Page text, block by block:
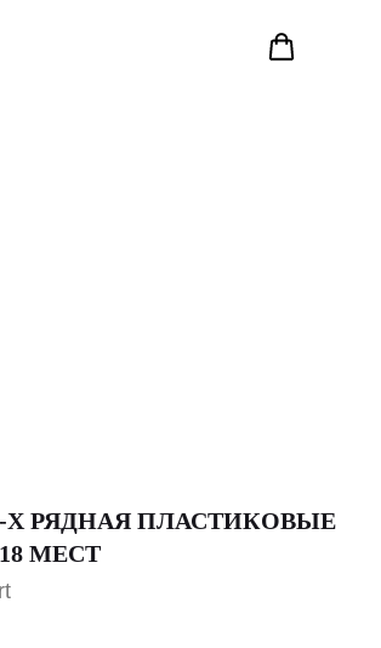
Х РЯДНАЯ ПЛАСТИКОВЫЕ
МЕСТ